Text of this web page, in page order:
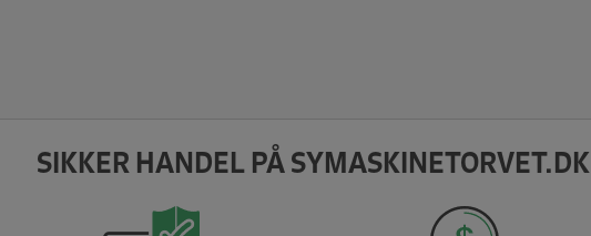
SIKKER HANDEL PÅ SYMASKINETORVET.DK